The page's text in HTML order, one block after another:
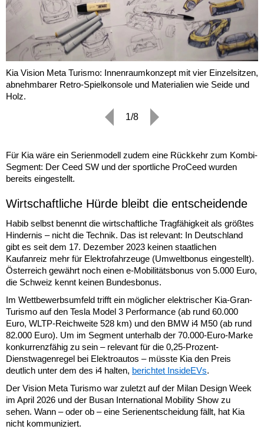
Kia Vision Meta Turismo: Innenraumkonzept mit vier Einzelsitzen,
abnehmbarer Retro-Spielkonsole und Materialien wie Seide und
Holz.
1/8
Für Kia wäre ein Serienmodell zudem eine Rückkehr zum Kombi-
Segment: Der Ceed SW und der sportliche ProCeed wurden
bereits eingestellt.
Wirtschaftliche Hürde bleibt die entscheidende
Habib selbst benennt die wirtschaftliche Tragfähigkeit als größtes
Hindernis – nicht die Technik. Das ist relevant: In Deutschland
gibt es seit dem 17. Dezember 2023 keinen staatlichen
Kaufanreiz mehr für Elektrofahrzeuge (Umweltbonus eingestellt).
Österreich gewährt noch einen e-Mobilitätsbonus von 5.000 Euro,
die Schweiz kennt keinen Bundesbonus.
Im Wettbewerbsumfeld trifft ein möglicher elektrischer Kia-Gran-
Turismo auf den Tesla Model 3 Performance (ab rund 60.000
Euro, WLTP-Reichweite 528 km) und den BMW i4 M50 (ab rund
82.000 Euro). Um im Segment unterhalb der 70.000-Euro-Marke
konkurrenzfähig zu sein – relevant für die 0,25-Prozent-
Dienstwagenregel bei Elektroautos – müsste Kia den Preis
deutlich unter dem des i4 halten, berichtet InsideEVs.
Der Vision Meta Turismo war zuletzt auf der Milan Design Week
im April 2026 und der Busan International Mobility Show zu
sehen. Wann – oder ob – eine Serienentscheidung fällt, hat Kia
nicht kommuniziert.